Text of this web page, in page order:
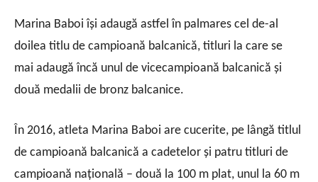
Marina Baboi își adaugă astfel în palmares cel de-al
doilea titlu de campioană balcanică, titluri la care se
mai adaugă încă unul de vicecampioană balcanică și
două medalii de bronz balcanice.
În 2016, atleta Marina Baboi are cucerite, pe lângă titlul
de campioană balcanică a cadetelor și patru titluri de
campioană națională – două la 100 m plat, unul la 60 m